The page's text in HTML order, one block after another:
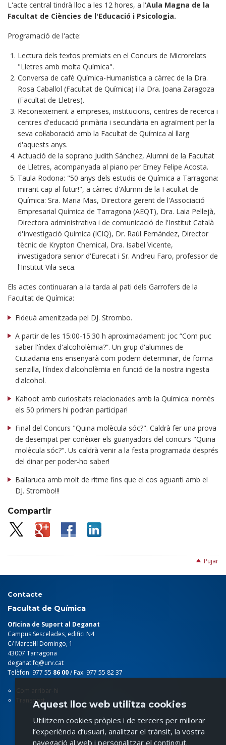
L'acte central tindrà lloc a les 12 hores, a l'Aula Magna de la
Facultat de Ciències de l'Educació i Psicologia.
Programació de l'acte:
Lectura dels textos premiats en el Concurs de Microrelats
"Lletres amb molta Química".
Conversa de cafè Química-Humanística a càrrec de la Dra.
Rosa Caballol (Facultat de Química) i la Dra. Joana Zaragoza
(Facultat de Lletres).
Reconeixement a empreses, institucions, centres de recerca i
centres d'educació primària i secundària en agraïment per la
seva col·laboració amb la Facultat de Química al llarg
d'aquests anys.
Actuació de la soprano Judith Sánchez, Alumni de la Facultat
de Lletres, acompanyada al piano per Erney Felipe Acosta.
Taula Rodona: "50 anys dels estudis de Química a Tarragona:
mirant cap al futur!", a càrrec d'Alumni de la Facultat de
Química: Sra. Maria Mas, Directora gerent de l'Associació
Empresarial Química de Tarragona (AEQT), Dra. Laia Pellejà,
Directora administrativa i de comunicació de l'Institut Català
d'Investigació Química (ICIQ), Dr. Raúl Fernández, Director
tècnic de Krypton Chemical, Dra. Isabel Vicente,
investigadora senior d'Eurecat i Sr. Andreu Faro, professor de
l'Institut Vila-seca.
Els actes continuaran a la tarda al pati dels Garrofers de la
Facultat de Química:
Fideuà amenitzada pel DJ. Strombo.
A partir de les 15:00-15:30 h aproximadament: joc “Com puc
saber l'índex d'alcoholèmia?”. Un grup d'alumnes de
Ciutadania ens ensenyarà com podem determinar, de forma
senzilla, l'índex d'alcoholèmia en funció de la nostra ingesta
d'alcohol.
Kahoot amb curiositats relacionades amb la Química: només
els 50 primers hi podran participar!
Final del Concurs "Quina molècula sóc?". Caldrà fer una prova
de desempat per conèixer els guanyadors del concurs "Quina
molècula sóc?". Us caldrà venir a la festa programada després
del dinar per poder-ho saber!
Ballaruca amb molt de ritme fins que el cos aguanti amb el
DJ. Strombo!!!
Compartir
Pujar
Contacte
Facultat de Química
Oficina de Suport al Deganat
Campus Sescelades, edifici N4
C/ Marcel·lí Domingo, 1
43007 Tarragona
deganat.fq@urv.cat
Telèfon: 977 55 86 00/ Fax: 977 55 82 37
Com arribar-hi
TransportAquest lloc web utilitza cookies
Utilitzem cookies pròpies i de tercers per millorar
l’experiència d’usuari, analitzar el trànsit, la vostra
navegació al web i personalitzar el contingut.